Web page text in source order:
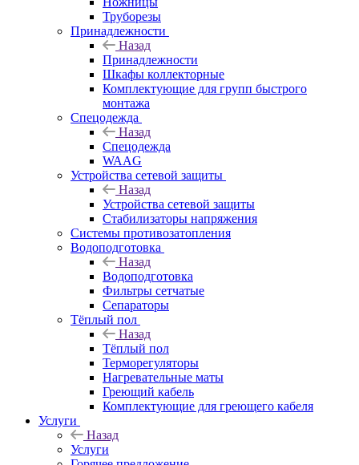
Труборезы
Принадлежности
Назад
Принадлежности
Шкафы коллекторные
Комплектующие для групп быстрого
монтажа
Спецодежда
Назад
Спецодежда
WAAG
Устройства сетевой защиты
Назад
Устройства сетевой защиты
Стабилизаторы напряжения
Системы противозатопления
Водоподготовка
Назад
Водоподготовка
Фильтры сетчатые
Сепараторы
Тёплый пол
Назад
Тёплый пол
Терморегуляторы
Нагревательные маты
Греющий кабель
Комплектующие для греющего кабеля
Услуги
Назад
Услуги